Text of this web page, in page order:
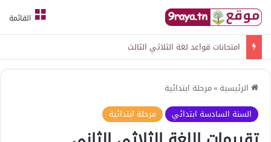
القائمة
امتحانات قواعد لغة الثلاثي الثالث
الرئيسية »مرحلة ابتدائية
السنة السادسة ابتدائي
مرحلة ابتدائية